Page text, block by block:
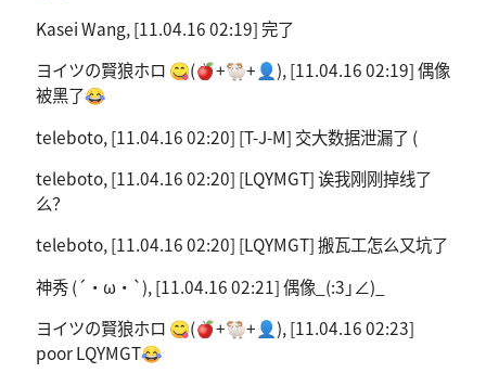
Kasei Wang, [11.04.16 02:19] 完了
ヨイツの賢狼ホロ 😋(🍎+🐏+👤), [11.04.16 02:19] 偶像
被黑了😂
teleboto, [11.04.16 02:20] [T-J-M] 交大数据泄漏了 (
teleboto, [11.04.16 02:20] [LQYMGT] 诶我刚刚掉线了
么？
teleboto, [11.04.16 02:20] [LQYMGT] 搬瓦工怎么又坑了
神秀 (´・ω・`), [11.04.16 02:21] 偶像_(:3｣∠)_
ヨイツの賢狼ホロ 😋(🍎+🐏+👤), [11.04.16 02:23]
poor LQYMGT😂